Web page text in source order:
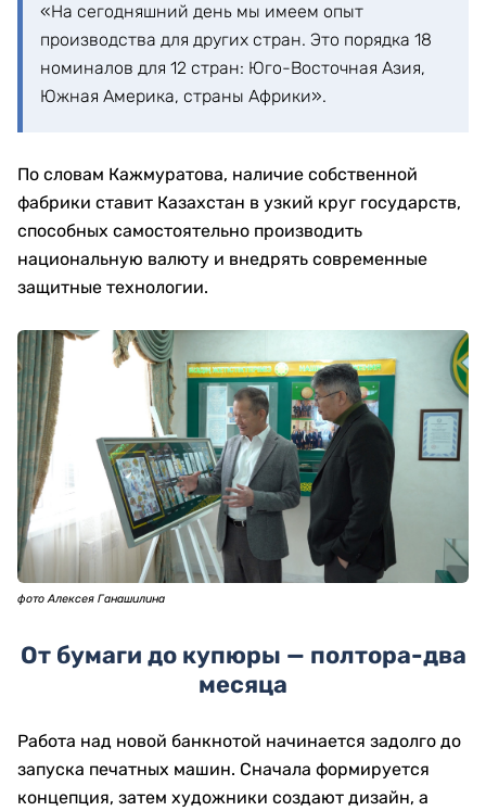
«На сегодняшний день мы имеем опыт
производства для других стран. Это порядка 18
номиналов для 12 стран: Юго-Восточная Азия,
Южная Америка, страны Африки».
По словам Кажмуратова, наличие собственной
фабрики ставит Казахстан в узкий круг государств,
способных самостоятельно производить
национальную валюту и внедрять современные
защитные технологии.
фото Алексея Ганашилина
От бумаги до купюры — полтора-два
месяца
Работа над новой банкнотой начинается задолго до
запуска печатных машин. Сначала формируется
концепция, затем художники создают дизайн, а